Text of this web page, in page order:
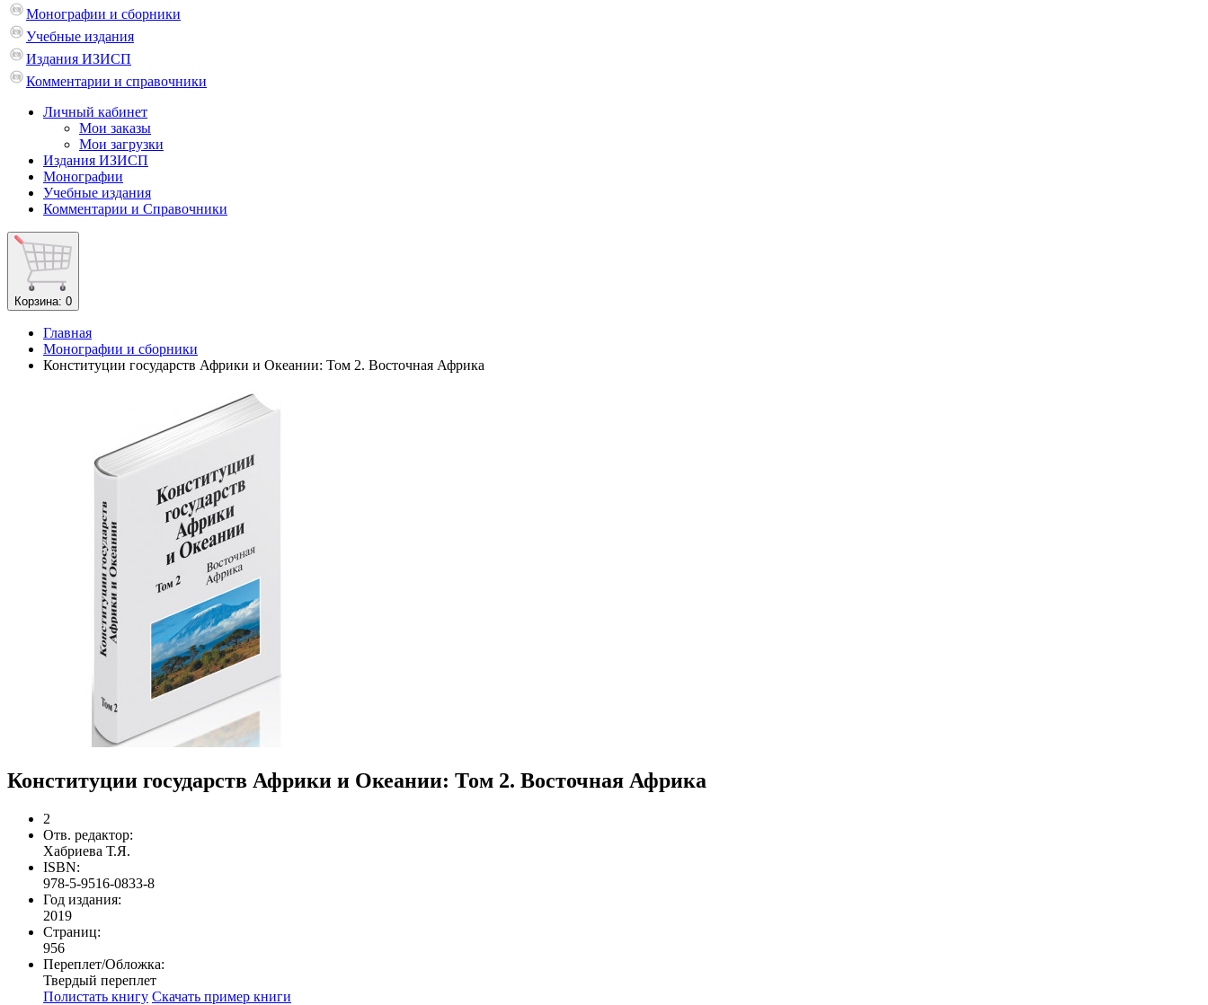
Монографии и сборники
Учебные издания
Издания ИЗИСП
Комментарии и справочники
Личный кабинет
Мои заказы
Мои загрузки
Издания ИЗИСП
Монографии
Учебные издания
Комментарии и Справочники
Корзина: 0
Главная
Монографии и сборники
Конституции государств Африки и Океании: Том 2. Восточная Африка
Конституции государств Африки и Океании: Том 2. Восточная Африка
2
Отв. редактор:
Хабриева Т.Я.
ISBN:
978-5-9516-0833-8
Год издания:
2019
Страниц:
956
Переплет/Обложка:
Твердый переплет
Полистать книгу Скачать пример книги